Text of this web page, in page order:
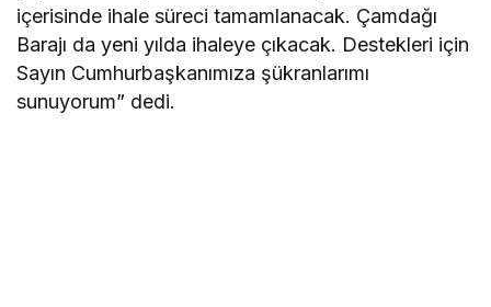
içerisinde ihale süreci tamamlanacak. Çamdağı
Barajı da yeni yılda ihaleye çıkacak. Destekleri için
Sayın Cumhurbaşkanımıza şükranlarımı
sunuyorum” dedi.